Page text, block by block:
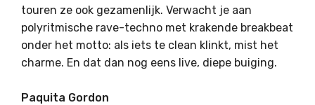
touren ze ook gezamenlijk. Verwacht je aan
polyritmische rave-techno met krakende breakbeat
onder het motto: als iets te clean klinkt, mist het
charme. En dat dan nog eens live, diepe buiging.
Paquita Gordon